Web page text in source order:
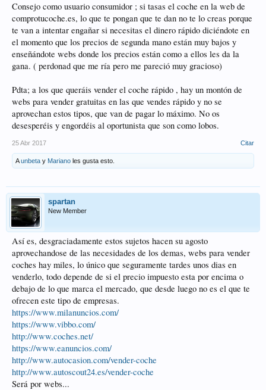
Consejo como usuario consumidor ; si tasas el coche en la web de
comprotucoche.es, lo que te pongan que te dan no te lo creas porque
te van a intentar engañar si necesitas el dinero rápido diciéndote en
el momento que los precios de segunda mano están muy bajos y
enseñándote webs donde los precios están como a ellos les da la
gana. ( perdonad que me ría pero me pareció muy gracioso)
Pdta; a los que queráis vender el coche rápido , hay un montón de
webs para vender gratuitas en las que vendes rápido y no se
aprovechan estos tipos, que van de pagar lo máximo. No os
desesperéis y engordéis al oportunista que son como lobos.
25 Abr 2017 Citar
Aunbeta y Mariano les gusta esto.
spartan
New Member
Así es, desgraciadamente estos sujetos hacen su agosto
aprovechandose de las necesidades de los demas, webs para vender
coches hay miles, lo único que seguramente tardes unos dias en
venderlo, todo depende de si el precio impuesto esta por encima o
debajo de lo que marca el mercado, que desde luego no es el que te
ofrecen este tipo de empresas.
https://www.milanuncios.com/
https://www.vibbo.com/
http://www.coches.net/
https://www.eanuncios.com/
http://www.autocasion.com/vender-coche
http://www.autoscout24.es/vender-coche
Será por webs...